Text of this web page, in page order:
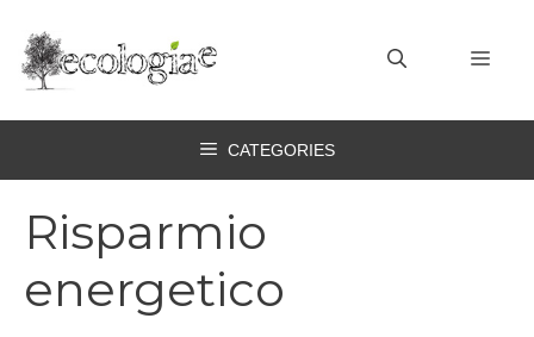
contenuto
CATEGORIES
Risparmio
energetico